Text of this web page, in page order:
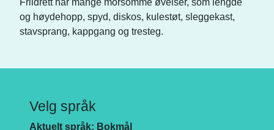
og høydehopp, spyd, diskos, kulestøt, sleggekast,
stavsprang, kappgang og tresteg.
Velg språk
Aktuelt språk: Bokmål